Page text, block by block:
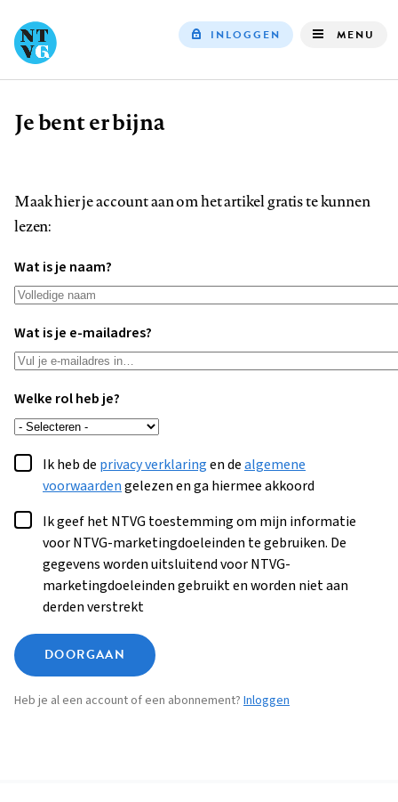
INLOGGEN MENU
Kruimelpad
Je bent er bijna
Maak hier je account aan om het artikel gratis te kunnen
lezen:
Wat is je naam?
Wat is je e-mailadres?
Welke rol heb je?
Ik heb de privacy verklaringen dealgemene
voorwaardengelezen en ga hiermee akkoord
Ik geef het NTVG toestemming om mijn informatie
voor NTVG-marketingdoeleinden te gebruiken. De
gegevens worden uitsluitend voor NTVG-
marketingdoeleinden gebruikt en worden niet aan
derden verstrekt
DOORGAAN
Heb je al een account of een abonnement? Inloggen